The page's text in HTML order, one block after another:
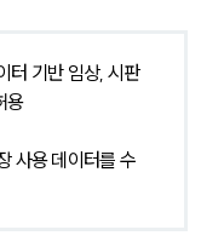
터 기반 임상, 시판
용
사용 데이터를 수